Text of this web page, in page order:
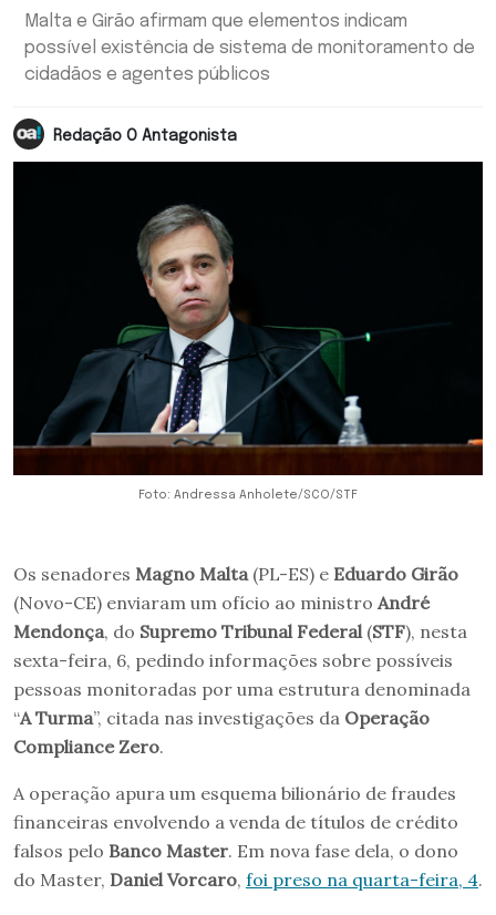
Malta e Girão afirmam que elementos indicam
possível existência de sistema de monitoramento de
cidadãos e agentes públicos
Redação O Antagonista
Foto: Andressa Anholete/SCO/STF
Os senadores Magno Malta (PL-ES) e Eduardo Girão
(Novo-CE) enviaram um ofício ao ministro André
Mendonça, do Supremo Tribunal Federal (STF), nesta
sexta-feira, 6, pedindo informações sobre possíveis
pessoas monitoradas por uma estrutura denominada
“A Turma”, citada nas investigações da Operação
Compliance Zero.
A operação apura um esquema bilionário de fraudes
financeiras envolvendo a venda de títulos de crédito
falsos pelo Banco Master. Em nova fase dela, o dono
do Master, Daniel Vorcaro, foi preso na quarta-feira, 4.